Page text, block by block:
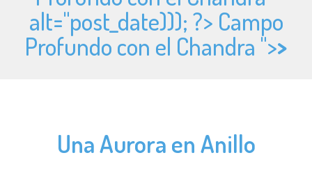
alt="post_date))); ?> Campo
Profundo con el Chandra ">>
Una Aurora en Anillo